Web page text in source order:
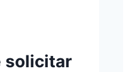
solicitar